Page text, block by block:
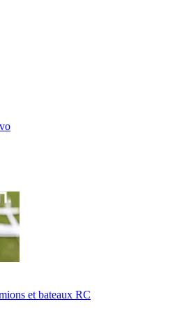
et bateaux RC